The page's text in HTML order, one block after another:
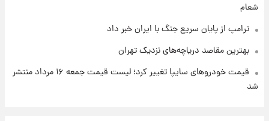
شعام
ترامپ از پایان سریع جنگ با ایران خبر داد
بهترین مقاصد دریاچه‌های نزدیک تهران
قیمت خودروهای سایپا تغییر کرد؛ لیست قیمت جمعه ۱۶ مرداد منتشر
شد